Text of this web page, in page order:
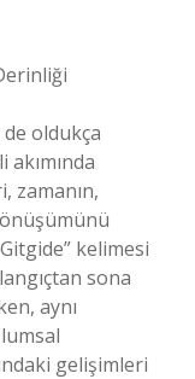
oldukça
akımında
zamanın,
kelimesi
sona
aynı
gelişimleri